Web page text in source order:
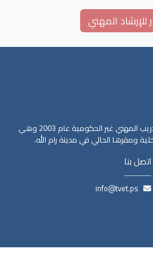
للإرشاد المهني
تأسست جمعية رابطة التعليم والتدريب المهني غير الحكومية عام 2003 وهي
ومقرها الحالي في مدينة رام الله.
اتصل بنا
info@tvet.ps